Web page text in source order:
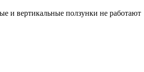
и вертикальные ползунки не работают